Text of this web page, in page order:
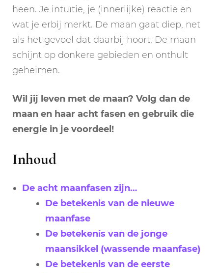
heen. Je intuïtie, je (innerlijke) reactie en
wat je erbij merkt. De maan gaat diep, net
als het gevoel dat daarbij hoort. De maan
schijnt op donkere gebieden en onthult
geheimen.
Wil jij leven met de maan? Volg dan de
maan en haar acht fasen en gebruik die
energie in je voordeel!
Inhoud
De acht maanfasen zijn…
De betekenis van de nieuwe
maanfase
De betekenis van de jonge
maansikkel (wassende maanfase)
De betekenis van de eerste